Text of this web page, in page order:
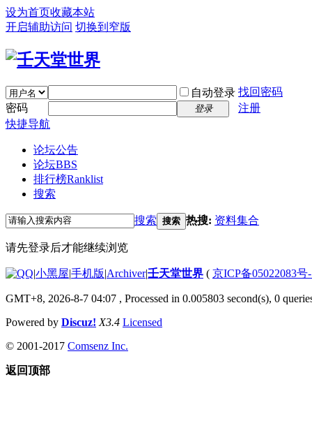
设为首页收藏本站
开启辅助访问 切换到窄版
自动登录 找回密码
密码
登录
注册
快捷导航
论坛公告
论坛BBS
排行榜Ranklist
搜索
搜索 搜索 热搜: 资料集合
请先登录后才能继续浏览
|小黑屋|手机版|Archiver|壬天堂世界 ( 京ICP备05022083号
GMT+8, 2026-8-7 04:07 , Processed in 0.005803 second(s), 0
Powered by Discuz! X3.4 Licensed
© 2001-2017 Comsenz Inc.
返回顶部